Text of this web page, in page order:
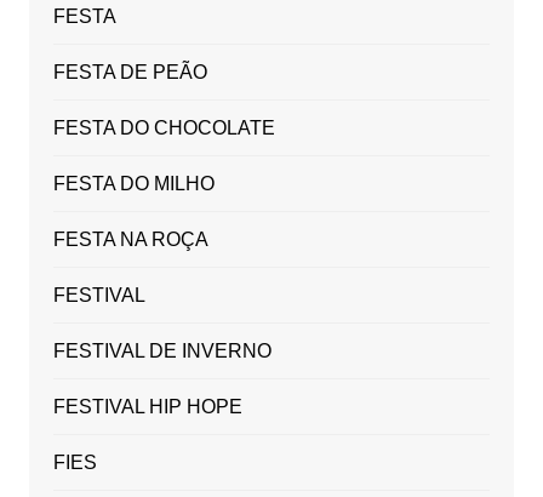
FESTA
FESTA DE PEÃO
FESTA DO CHOCOLATE
FESTA DO MILHO
FESTA NA ROÇA
FESTIVAL
FESTIVAL DE INVERNO
FESTIVAL HIP HOPE
FIES